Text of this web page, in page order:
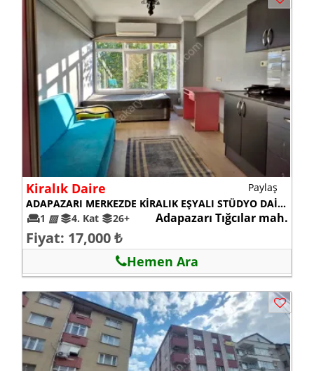
Kiralık Daire
ADAPAZARI MERKEZDE KİRALIK EŞYALI STÜDYO DAİRE
1 ▨ 4. Kat 26+ Adapazarı Tığcılar mah.
Fiyat: 17,000 ₺
Hemen Ara
Paylaş